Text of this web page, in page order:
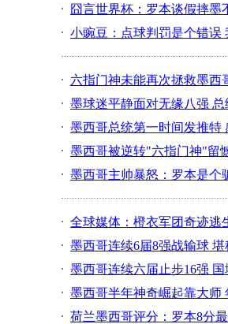
队被逆转
囧言世界杯：罗本谈假摔墨
豪言决赛
小豌豆：点球判罚是个错误
教练安排
六指门神未能再次拯救墨西
飞侠推射
墨球迷平静面对无缘八强
球员付出
墨西哥总统第一时间发推特
练的奉献
墨西哥被逆转"六指门神"留
保守遭疑
墨西哥主帅暴怒：罗本是个
汰了我们
全球媒体：橙衣军团奇迹逃
阴沟翻船
墨西哥连续6届8强战输球 堪
杯“最稳定”
墨西哥连续六届止步16强
实现突破
墨西哥半年神奇崛起靠大师
中超土帅
荷兰墨西哥评分：罗本8分